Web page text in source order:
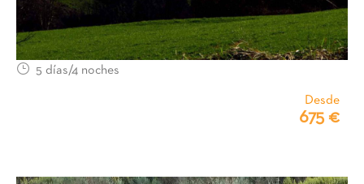
5 días/4 noches
Desde
675 €